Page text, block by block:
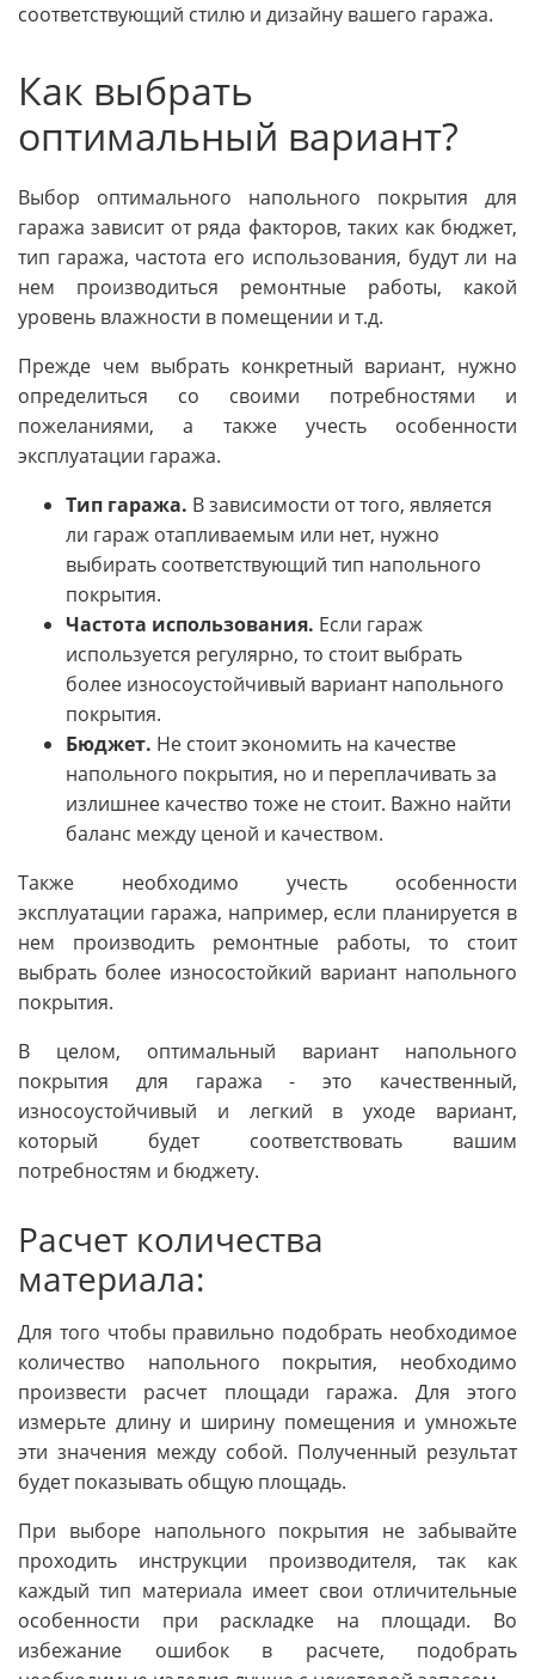
соответствующий стилю и дизайну вашего гаража.
Как выбрать
оптимальный вариант?
Выбор оптимального напольного покрытия для
гаража зависит от ряда факторов, таких как бюджет,
тип гаража, частота его использования, будут ли на
нем производиться ремонтные работы, какой
уровень влажности в помещении и т.д.
Прежде чем выбрать конкретный вариант, нужно
определиться со своими потребностями и
пожеланиями, а также учесть особенности
эксплуатации гаража.
Тип гаража. В зависимости от того, является
ли гараж отапливаемым или нет, нужно
выбирать соответствующий тип напольного
покрытия.
Частота использования. Если гараж
используется регулярно, то стоит выбрать
более износоустойчивый вариант напольного
покрытия.
Бюджет. Не стоит экономить на качестве
напольного покрытия, но и переплачивать за
излишнее качество тоже не стоит. Важно найти
баланс между ценой и качеством.
Также необходимо учесть особенности
эксплуатации гаража, например, если планируется в
нем производить ремонтные работы, то стоит
выбрать более износостойкий вариант напольного
покрытия.
В целом, оптимальный вариант напольного
покрытия для гаража - это качественный,
износоустойчивый и легкий в уходе вариант,
который будет соответствовать вашим
потребностям и бюджету.
Расчет количества
материала:
Для того чтобы правильно подобрать необходимое
количество напольного покрытия, необходимо
произвести расчет площади гаража. Для этого
измерьте длину и ширину помещения и умножьте
эти значения между собой. Полученный результат
будет показывать общую площадь.
При выборе напольного покрытия не забывайте
проходить инструкции производителя, так как
каждый тип материала имеет свои отличительные
особенности при раскладке на площади. Во
избежание ошибок в расчете, подобрать